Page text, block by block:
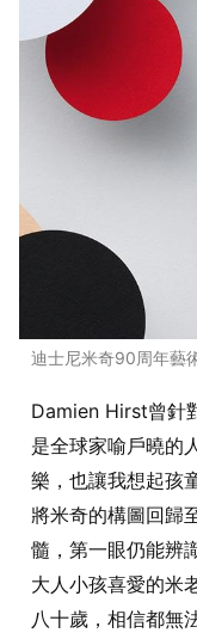
迪士尼米奇90周年藝
Damien Hirst曾針
是全球家喻戶曉的
樂，也讓我想起孩
將米奇的構圖回歸
髓，第一眼仍能辨
大人小孩喜愛的米
八十歲，相信都無